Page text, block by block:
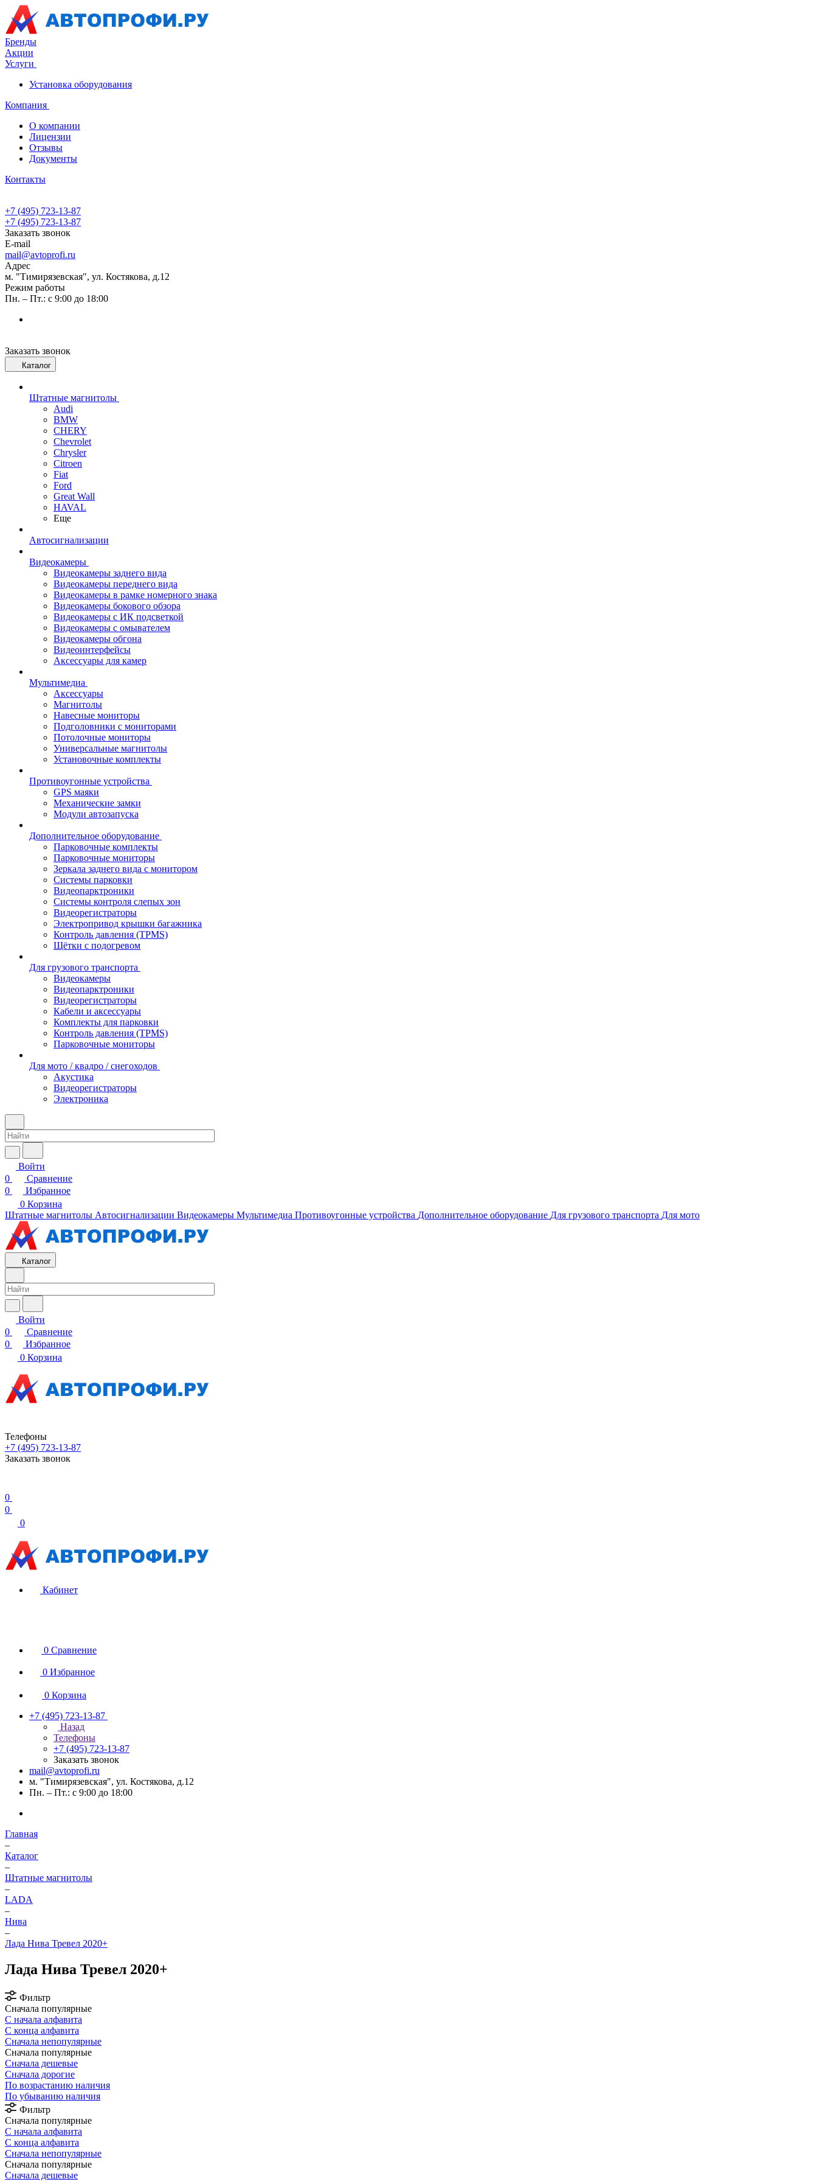
Бренды
Акции
Услуги
Установка оборудования
Компания
О компании
Лицензии
Отзывы
Документы
Контакты
+7 (495) 723-13-87
+7 (495) 723-13-87
Заказать звонок
E-mail
mail@avtoprofi.ru
Адрес
м. "Тимирязевская", ул. Костякова, д.12
Режим работы
Пн. – Пт.: с 9:00 до 18:00
Заказать звонок
Каталог
Штатные магнитолы
Audi
BMW
CHERY
Chevrolet
Chrysler
Citroen
Fiat
Ford
Great Wall
HAVAL
Еще
Автосигнализации
Видеокамеры
Видеокамеры заднего вида
Видеокамеры переднего вида
Видеокамеры в рамке номерного знака
Видеокамеры бокового обзора
Видеокамеры с ИК подсветкой
Видеокамеры с омывателем
Видеокамеры обгона
Видеоинтерфейсы
Аксессуары для камер
Мультимедиа
Аксессуары
Магнитолы
Навесные мониторы
Подголовники с мониторами
Потолочные мониторы
Универсальные магнитолы
Установочные комплекты
Противоугонные устройства
GPS маяки
Механические замки
Модули автозапуска
Дополнительное оборудование
Парковочные комплекты
Парковочные мониторы
Зеркала заднего вида с монитором
Системы парковки
Видеопарктроники
Системы контроля слепых зон
Видеорегистраторы
Электропривод крышки багажника
Контроль давления (TPMS)
Щётки с подогревом
Для грузового транспорта
Видеокамеры
Видеопарктроники
Видеорегистраторы
Кабели и аксессуары
Комплекты для парковки
Контроль давления (TPMS)
Парковочные мониторы
Для мото / квадро / снегоходов
Акустика
Видеорегистраторы
Электроника
Войти
0
Сравнение
0
Избранное
0 Корзина
Штатные магнитолы Автосигнализации Видеокамеры Мультимедиа Противоугонные устройства Дополнительное оборудование Для грузового транспорта Для мото
Каталог
Войти
0
Сравнение
0
Избранное
0 Корзина
Телефоны
+7 (495) 723-13-87
Заказать звонок
0
0
0
Кабинет
0 Сравнение
0 Избранное
0 Корзина
+7 (495) 723-13-87
Назад
Телефоны
+7 (495) 723-13-87
Заказать звонок
mail@avtoprofi.ru
м. "Тимирязевская", ул. Костякова, д.12
Пн. – Пт.: с 9:00 до 18:00
Главная
–
Каталог
–
Штатные магнитолы
–
LADA
–
Нива
–
Лада Нива Тревел 2020+
Лада Нива Тревел 2020+
Фильтр
Сначала популярные
С начала алфавита
С конца алфавита
Сначала непопулярные
Сначала популярные
Сначала дешевые
Сначала дорогие
По возрастанию наличия
По убыванию наличия
Фильтр
Сначала популярные
С начала алфавита
С конца алфавита
Сначала непопулярные
Сначала популярные
Сначала дешевые